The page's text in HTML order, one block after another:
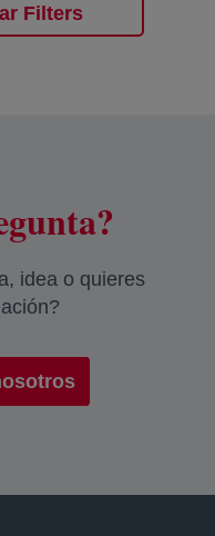
Filters
idea o quieres